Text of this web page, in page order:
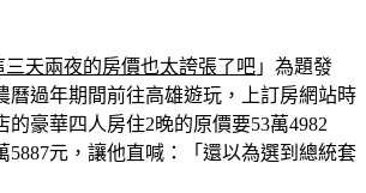
三天兩夜的房價也太誇張了吧」為題發
曆過年期間前往高雄遊玩，上訂房網站時
的豪華四人房住2晚的原價要53萬4982
5887元，讓他直喊：「還以為選到總統套